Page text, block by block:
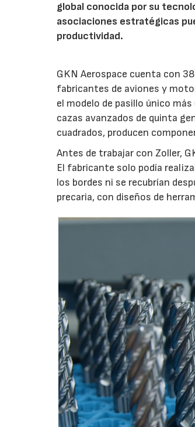
global conocida por su
asociaciones estratégicas
productividad.
GKN Aerospace cuenta con
fabricantes de aviones y
el modelo de pasillo único
cazas avanzados de quinta
cuadrados, producen
Antes de trabajar con Zoller,
El fabricante solo podía
los bordes ni se recubrían
precaria, con diseños de